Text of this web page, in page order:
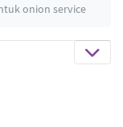
onion service